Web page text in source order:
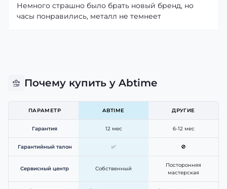
Немного страшно было брать новый бренд, но
часы понравились, металл не темнеет
Почему купить у Abtime
ПАРАМЕТР ABTIME ДРУГИЕ
Гарантия 12 мес 6-12 мес
Гарантийный талон ✅ 🚫
Сервисный центр Собственный
Посторонняя
мастерская